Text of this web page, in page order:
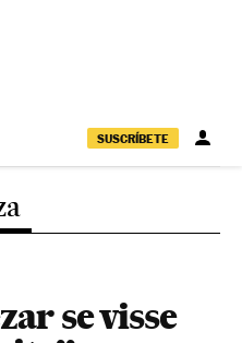
SUSCRÍBETE
se visse